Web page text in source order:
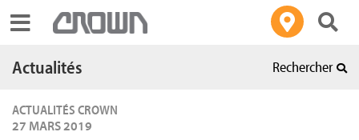
Toggle navigation
Actualités Rechercher
ACTUALITÉS CROWN
27 MARS 2019